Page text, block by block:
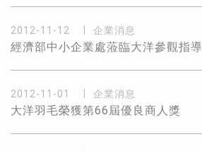
2012-11-12 企業消息
經濟部中小企業處蒞臨大洋參觀指導
2012-11-01 企業消息
大洋羽毛榮獲第66屆優良商人獎